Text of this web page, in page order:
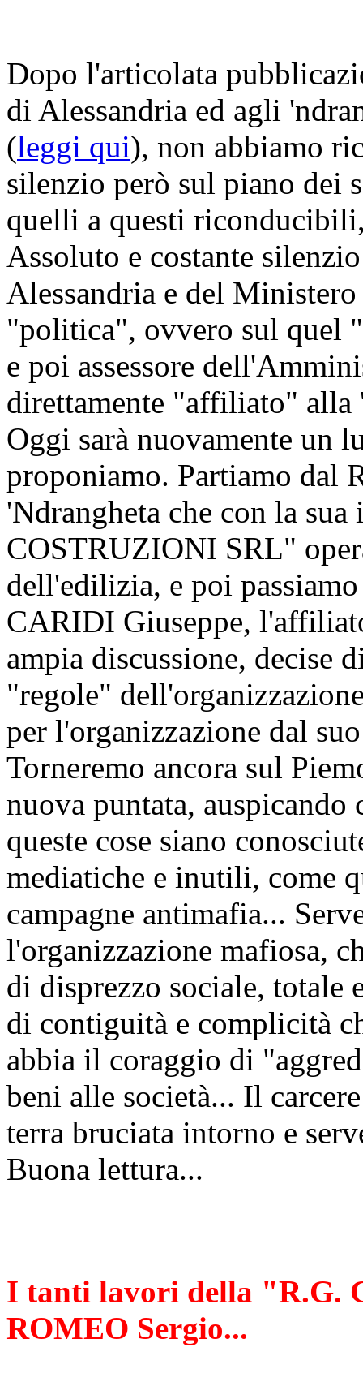
Dopo l'articolata
di Alessandria ed agli
(leggi qui), non abbiamo
silenzio però sul piano dei
quelli a questi
Assoluto e costante
Alessandria e del
"politica", ovvero sul quel
e poi assessore
direttamente "affiliato" alla
Oggi sarà nuovamente un
proponiamo. Partiamo dal
'Ndrangheta che con la
COSTRUZIONI SRL"
dell'edilizia, e poi
CARIDI Giuseppe,
ampia discussione, decise
"regole"
per l'organizzazione dal
Torneremo ancora sul
nuova puntata, auspicando
queste cose siano
mediatiche e inutili, come
campagne antimafia...
l'organizzazione mafiosa,
di disprezzo sociale, totale
di contiguità e complicità
abbia il coraggio di
beni alle società... Il
terra bruciata intorno e
Buona lettura...
I tanti lavori della "R.G.
ROMEO Sergio...